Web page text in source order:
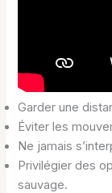
Garder une
Éviter les
Ne jamais
Privilégier des
sauvage.